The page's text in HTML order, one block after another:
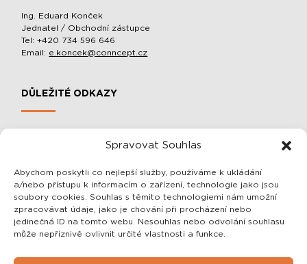
Spravovat Souhlas
Abychom poskytli co nejlepší služby, používáme k ukládání
a/nebo přístupu k informacím o zařízení, technologie jako jsou
soubory cookies. Souhlas s těmito technologiemi nám umožní
zpracovávat údaje, jako je chování při procházení nebo
jedinečná ID na tomto webu. Nesouhlas nebo odvolání souhlasu
může nepříznivě ovlivnit určité vlastnosti a funkce.
Ing. Eduard Konček
Jednatel / Obchodní zástupce
Tel: +420 734 596 646
Email: e.koncek@conncept.cz
DŮLEŽITÉ ODKAZY
OCHRANA OSOBNÍCH ÚDAJŮ
OBCHODNÍ PODMÍNKY
SDĚLENÍ PRO VÁS